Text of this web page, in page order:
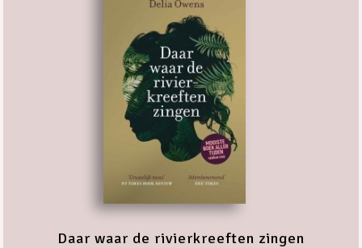
Daar waar de rivierkreeften zingen